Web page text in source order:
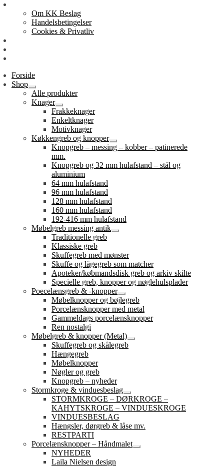
Om KK Beslag
Handelsbetingelser
Cookies & Privatliv
Forside
Shop
Udfold
undermenu
Alle produkter
Knager
Udfold
undermenu
Frakkeknager
Enkeltknager
Motivknager
Køkkengreb og knopper
Udfold
undermenu
Knopgreb – messing – kobber – patinerede
mm.
Knopgreb og 32 mm hulafstand – stål og
aluminium
64 mm hulafstand
96 mm hulafstand
128 mm hulafstand
160 mm hulafstand
192-416 mm hulafstand
Møbelgreb messing antik
Udfold
Traditionelle greb
Klassiske greb
Skuffegreb med mønster
Skuffe og lågegreb som matcher
Apoteker/købmandsdisk greb og arkiv skilte
Specielle greb, knopper og nøglehulsplader
Poecelænsgreb & -knopper
Udfold
undermenu
Møbelknopper og bøjlegreb
Porcelænsknopper med metal
Gammeldags porcelænsknopper
Ren nostalgi
Møbelgreb & knopper (Metal)
Udfold
Skuffegreb og skålegreb
Hængegreb
Møbelknopper
Nøgler og greb
Knopgreb – nyheder
Stormkroge & vinduesbeslag
Udfold
undermenu
STORMKROGE – DØRKROGE –
KAHYTSKROGE – VINDUESKROGE
VINDUESBESLAG
Hængsler, dørgreb & låse mv.
RESTPARTI
Porcelænsknopper – Håndmalet
Udfold
NYHEDER
Laila Nielsen design